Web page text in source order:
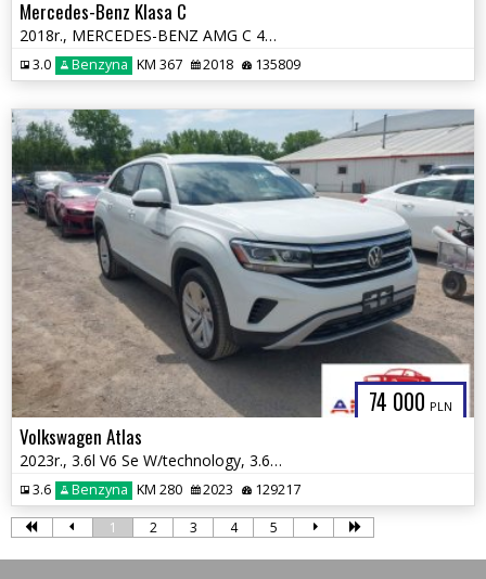
Mercedes-Benz Klasa C
2018r., MERCEDES-BENZ AMG C 43 4MATIC, 3L, od ubezpieczalni
3.0 Benzyna KM 367 2018 135809
74 000 PLN
Volkswagen Atlas
2023r., 3.6l V6 Se W/technology, 3.6L, od ubezpieczalni
3.6 Benzyna KM 280 2023 129217
1 2 3 4 5